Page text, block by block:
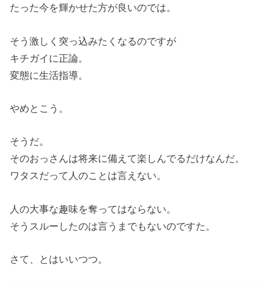
たった今を輝かせた方が良いのでは。
そう激しく突っ込みたくなるのですが
キチガイに正論。
変態に生活指導。
やめとこう。
そうだ。
そのおっさんは将来に備えて楽しんでるだけなんだ。
ワタスだって人のことは言えない。
人の大事な趣味を奪ってはならない。
そうスルーしたのは言うまでもないのですた。
さて、とはいいつつ。